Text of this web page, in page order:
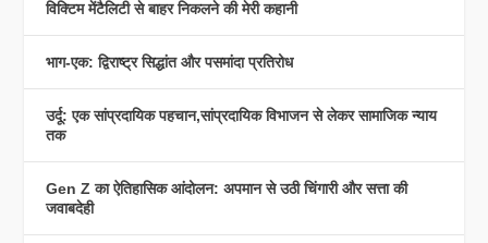
विक्टिम मेंटैलिटी से बाहर निकलने की मेरी कहानी
भाग-एक: द्विराष्ट्र सिद्धांत और पसमांदा प्रतिरोध
उर्दू: एक सांप्रदायिक पहचान,सांप्रदायिक विभाजन से लेकर सामाजिक न्याय
तक
Gen Z का ऐतिहासिक आंदोलन: अपमान से उठी चिंगारी और सत्ता की
जवाबदेही